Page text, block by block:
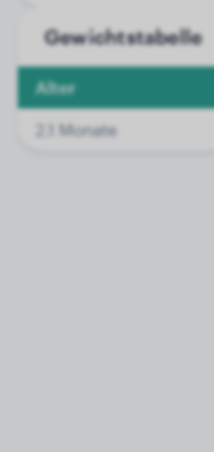
Gewichtstabelle
Alter
2.1 Monate